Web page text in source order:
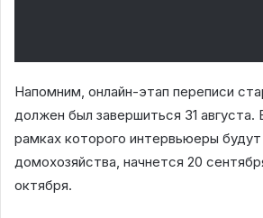
Напомним, онлайн-этап переписи
должен был завершиться 31 августа.
рамках которого интервьюеры
домохозяйства, начнется 20
октября.